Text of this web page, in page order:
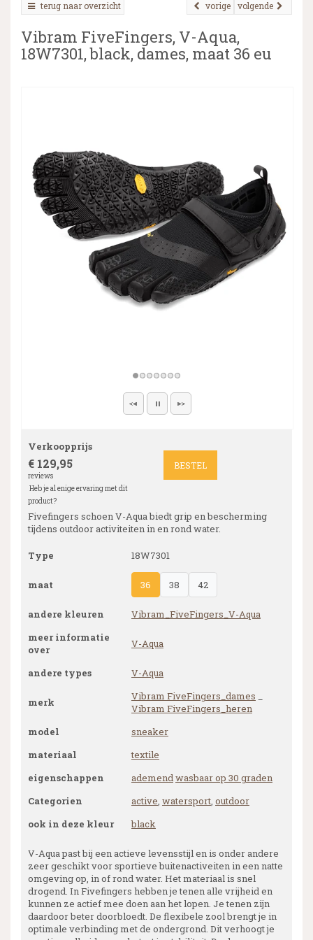
terug naar overzicht volgende
vorige
Vibram FiveFingers, V-Aqua,
18W7301, black, dames, maat 36 eu
Verkoopprijs
€ 129,95
reviews
Heb je al enige ervaring met dit
product?
BESTEL
Fivefingers schoen V-Aqua biedt grip en bescherming
tijdens outdoor activiteiten in en rond water.
Type 18W7301
maat 36 38 42
andere kleuren
Vibram_FiveFingers_V-Aqua
meer informatie
over
V-Aqua
andere types V-Aqua
merk Vibram FiveFingers_dames
Vibram FiveFingers_heren
model
sneaker
materiaal
textile
eigenschappen
ademendwasbaar op 30 graden
Categorien
active, watersport, outdoor
ook in deze kleur
black
V-Aqua past bij een actieve levensstijl en is onder andere
zeer geschikt voor sportieve buitenactiveiten in een natte
omgeving op, in of rond water. Het materiaal is snel
drogend. In Fivefingers hebben je tenen alle vrijheid en
kunnen ze actief mee doen aan het lopen. Je tenen zijn
daardoor beter doorbloedt. De flexibele zool brengt je in
optimale verbinding met de ondergrond. Dit verhoogt je